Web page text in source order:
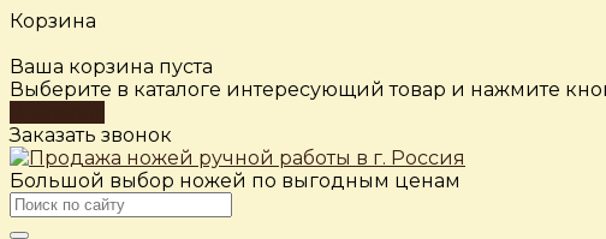
Корзина
Ваша корзина пуста
Выберите в каталоге интересующий товар и нажмите
Заказать звонок
Большой выбор ножей по выгодным ценам